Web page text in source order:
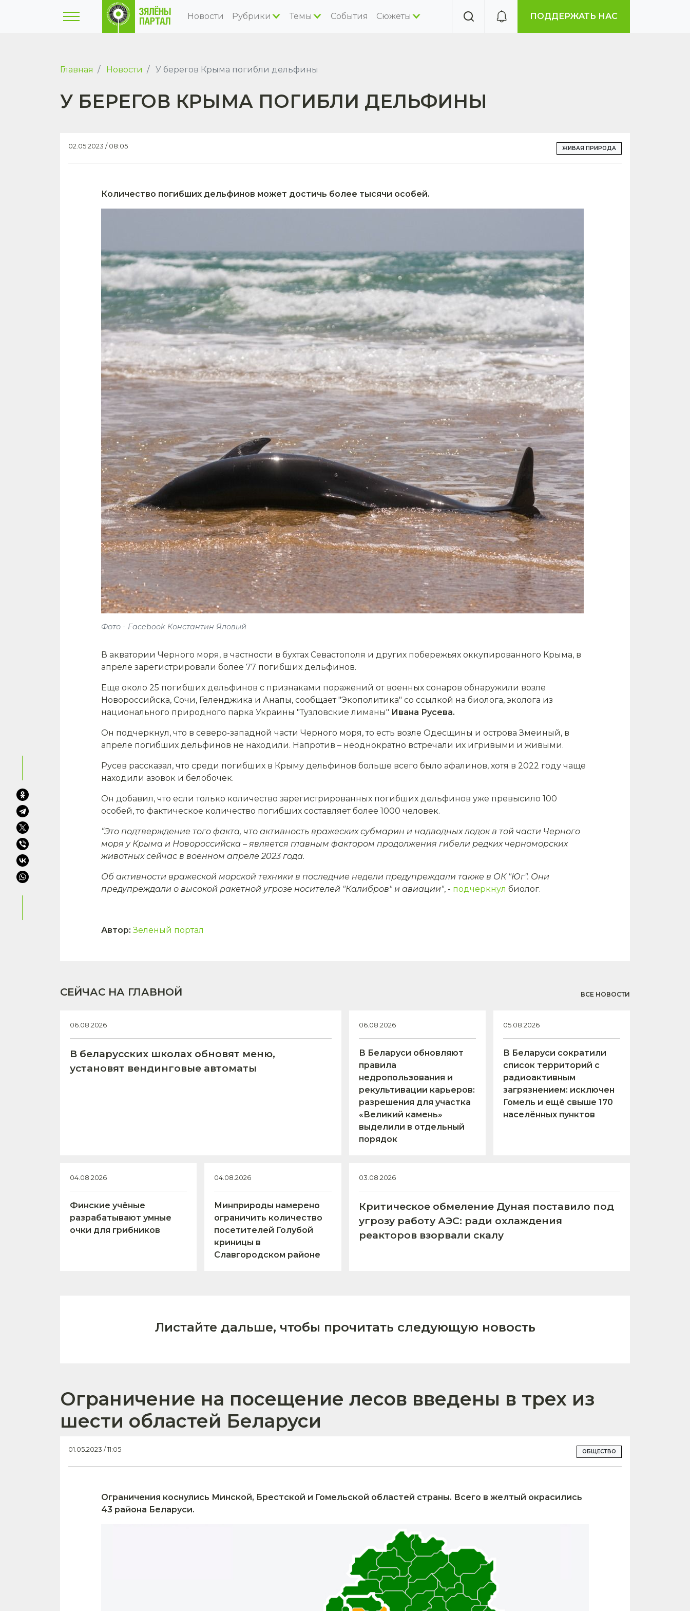
Новости Рубрики Темы События Сюжеты ПОДДЕРЖАТЬ НАС
Главная Новости У берегов Крыма погибли дельфины
У БЕРЕГОВ КРЫМА ПОГИБЛИ ДЕЛЬФИНЫ
02.05.2023 / 08:05 ЖИВАЯ ПРИРОДА
Количество погибших дельфинов может достичь более тысячи особей.
Фото - Facebook Константин Яловый
В акватории Черного моря, в частности в бухтах Севастополя и других побережьях оккупированного Крыма, в
апреле зарегистрировали более 77 погибших дельфинов.
Еще около 25 погибших дельфинов с признаками поражений от военных сонаров обнаружили возле
Новороссийска, Сочи, Геленджика и Анапы, сообщает "Экополитика" со ссылкой на биолога, эколога из
национального природного парка Украины "Тузловские лиманы" Ивана Русева.
Он подчеркнул, что в северо-западной части Черного моря, то есть возле Одесщины и острова Змеиный, в
апреле погибших дельфинов не находили. Напротив – неоднократно встречали их игривыми и живыми.
Русев рассказал, что среди погибших в Крыму дельфинов больше всего было афалинов, хотя в 2022 году чаще
находили азовок и белобочек.
Он добавил, что если только количество зарегистрированных погибших дельфинов уже превысило 100
особей, то фактическое количество погибших составляет более 1000 человек.
“Это подтверждение того факта, что активность вражеских субмарин и надводных лодок в той части Черного
моря у Крыма и Новороссийска – является главным фактором продолжения гибели редких черноморских
животных сейчас в военном апреле 2023 года.
Об активности вражеской морской техники в последние недели предупреждали также в ОК "Юг". Они
предупреждали о высокой ракетной угрозе носителей "Калибров" и авиации", - подчеркнул биолог.
Автор: Зелёный портал
СЕЙЧАС НА ГЛАВНОЙ ВСЕ НОВОСТИ
06.08.2026
В беларусских школах обновят меню,
установят вендинговые автоматы
06.08.2026
В Беларуси обновляют
правила
недропользования и
рекультивации карьеров:
разрешения для участка
«Великий камень»
выделили в отдельный
порядок
05.08.2026
В Беларуси сократили
список территорий с
радиоактивным
загрязнением: исключен
Гомель и ещё свыше 170
населённых пунктов
04.08.2026
Финские учёные
разрабатывают умные
очки для грибников
04.08.2026
Минприроды намерено
ограничить количество
посетителей Голубой
криницы в
Славгородском районе
03.08.2026
Критическое обмеление Дуная поставило под
угрозу работу АЭС: ради охлаждения
реакторов взорвали скалу
Листайте дальше, чтобы прочитать следующую новость
Ограничение на посещение лесов введены в трех из
шести областей Беларуси
01.05.2023 / 11:05 ОБЩЕСТВО
Ограничения коснулись Минской, Брестской и Гомельской областей страны. Всего в желтый окрасились
43 района Беларуси.